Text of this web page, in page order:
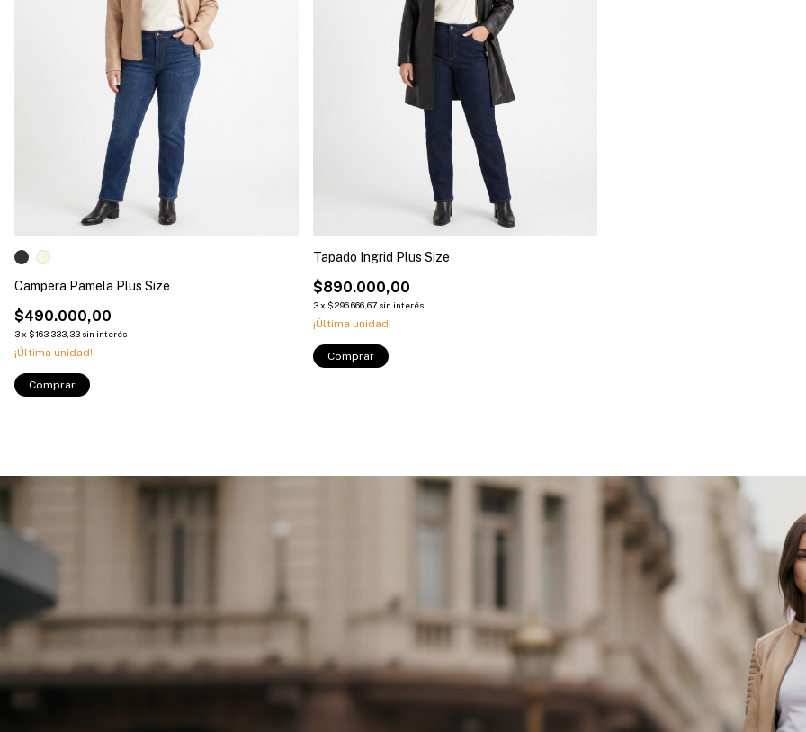
Campera Pamela Plus Size
$490.000,00
3x $163.333,33 sin interés
¡Última unidad!
Comprar
Tapado Ingrid Plus Size
$890.000,00
3x $296.666,67 sin interés
¡Última unidad!
Comprar